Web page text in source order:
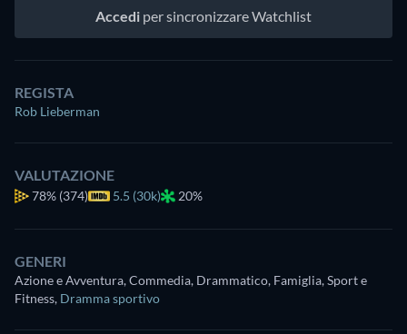
Accedi per sincronizzare Watchlist
REGISTA
Rob Lieberman
VALUTAZIONE
78% (374) 5.5 (30k) 20%
GENERI
Azione e Avventura, Commedia, Drammatico, Famiglia, Sport e
Fitness, Dramma sportivo